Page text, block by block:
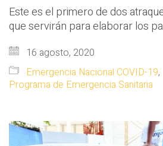
Este es el primero de dos
que servirán para elaborar los
16 agosto, 2020
Emergencia Nacional COVID-19,
Programa de Emergencia Sanitaria